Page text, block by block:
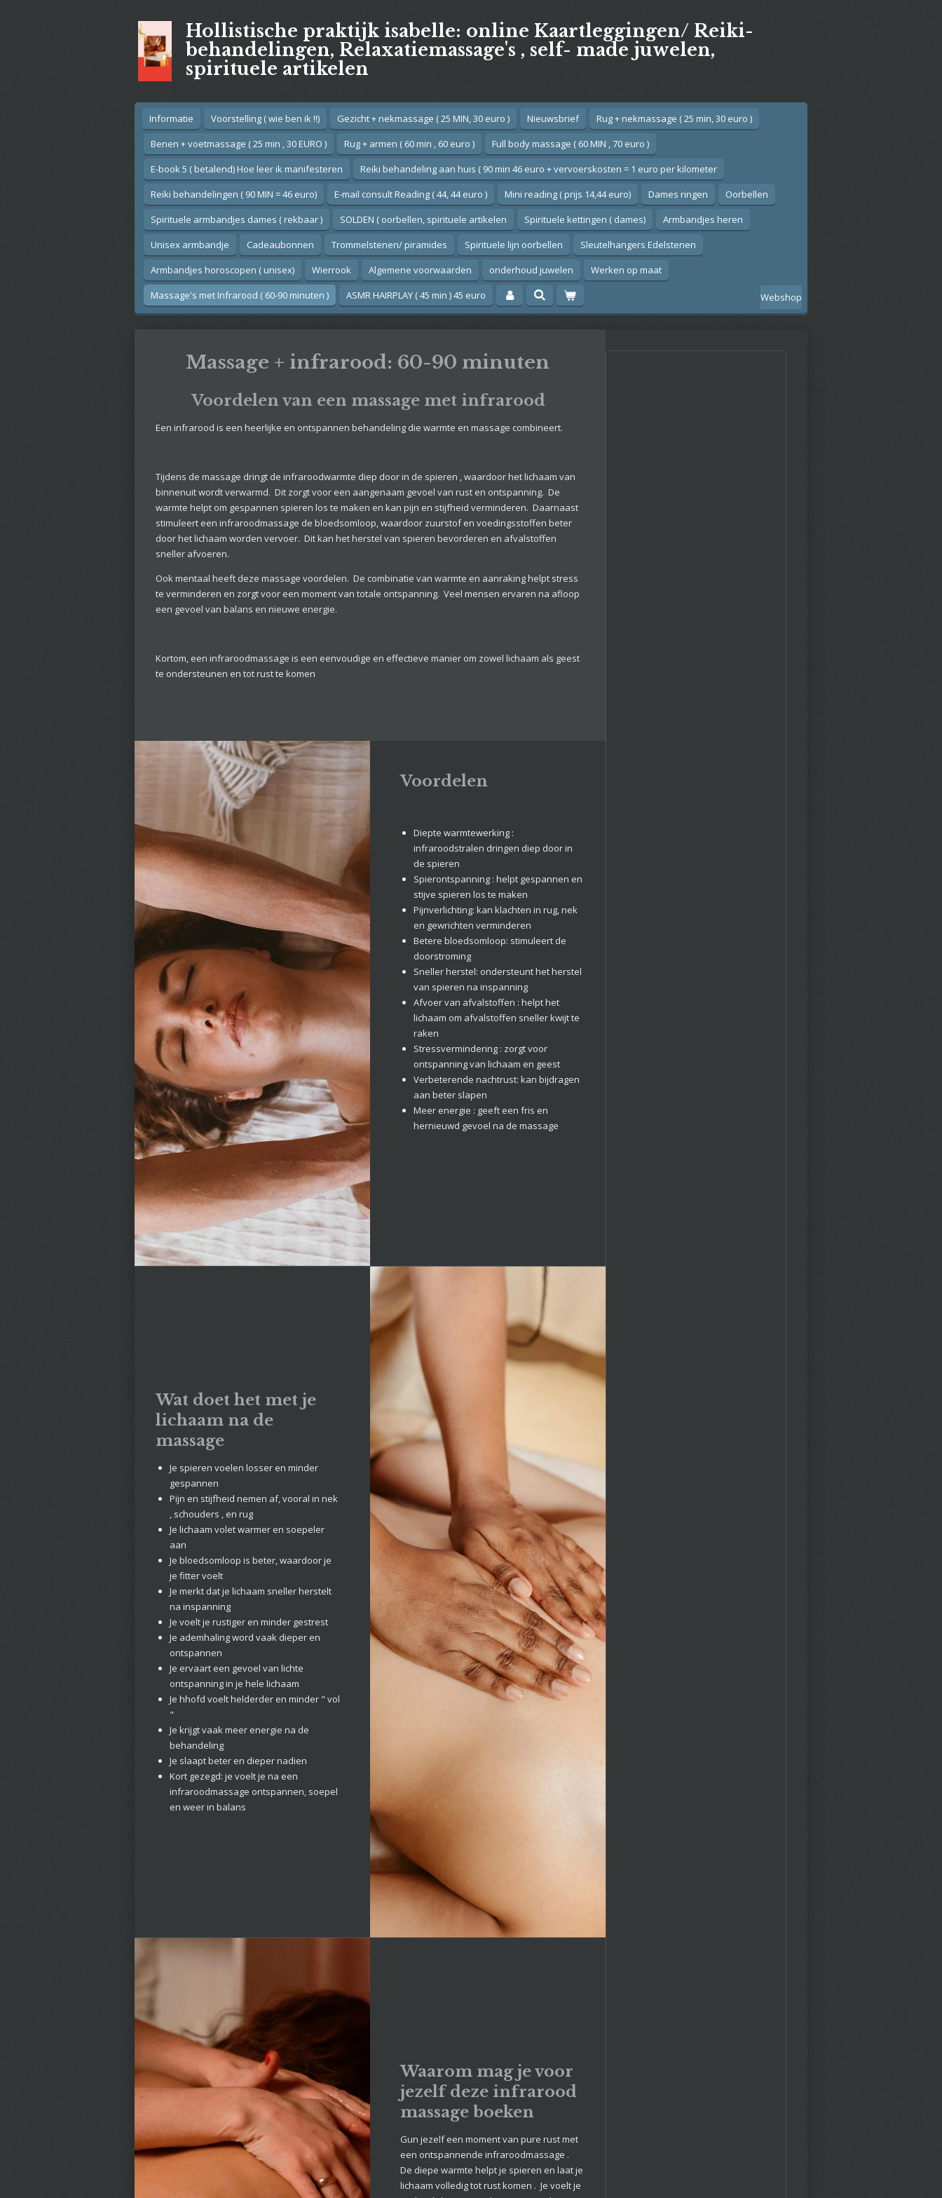
Hollistische praktijk isabelle: online Kaartleggingen/ Reiki-
behandelingen, Relaxatiemassage's , self- made juwelen,
spirituele artikelen
Informatie Voorstelling ( wie ben ik !!) Gezicht + nekmassage ( 25 MIN, 30 euro ) Nieuwsbrief
Rug + nekmassage ( 25 min, 30 euro )
Benen + voetmassage ( 25 min , 30 EURO )
Rug + armen ( 60 min , 60 euro )
Full body massage ( 60 MIN , 70 euro )
E-book 5 ( betalend) Hoe leer ik manifesteren
Reiki behandeling aan huis ( 90 min 46 euro + vervoerskosten = 1 euro per kilometer
Reiki behandelingen ( 90 MIN = 46 euro)
E-mail consult Reading ( 44, 44 euro ) Mini reading ( prijs 14,44 euro) Dames ringen
Oorbellen
Spirituele armbandjes dames ( rekbaar )
SOLDEN ( oorbellen, spirituele artikelen Spirituele kettingen ( dames)
Armbandjes heren
Unisex armbandje
Cadeaubonnen Trommelstenen/ piramides Spirituele lijn oorbellen
Sleutelhangers Edelstenen
Armbandjes horoscopen ( unisex)
Wierrook Algemene voorwaarden onderhoud juwelen
Werken op maat
Massage's met Infrarood ( 60-90 minuten )
ASMR HAIRPLAY ( 45 min ) 45 euro Webshop
Massage + infrarood: 60-90 minuten
Voordelen van een massage met infrarood
Een infrarood is een heerlijke en ontspannen behandeling die warmte en massage combineert.
Tijdens de massage dringt de infraroodwarmte diep door in de spieren , waardoor het lichaam van
binnenuit wordt verwarmd. Dit zorgt voor een aangenaam gevoel van rust en ontspanning. De
warmte helpt om gespannen spieren los te maken en kan pijn en stijfheid verminderen. Daarnaast
stimuleert een infraroodmassage de bloedsomloop, waardoor zuurstof en voedingsstoffen beter
door het lichaam worden vervoer. Dit kan het herstel van spieren bevorderen en afvalstoffen
sneller afvoeren.
Ook mentaal heeft deze massage voordelen. De combinatie van warmte en aanraking helpt stress
te verminderen en zorgt voor een moment van totale ontspanning. Veel mensen ervaren na afloop
een gevoel van balans en nieuwe energie.
Kortom, een infraroodmassage is een eenvoudige en effectieve manier om zowel lichaam als geest
te ondersteunen en tot rust te komen
Voordelen
Diepte warmtewerking :
infraroodstralen dringen diep door in
de spieren
Spierontspanning : helpt gespannen en
stijve spieren los te maken
Pijnverlichting: kan klachten in rug, nek
en gewrichten verminderen
Betere bloedsomloop: stimuleert de
doorstroming
Sneller herstel: ondersteunt het herstel
van spieren na inspanning
Afvoer van afvalstoffen : helpt het
lichaam om afvalstoffen sneller kwijt te
raken
Stressvermindering : zorgt voor
ontspanning van lichaam en geest
Verbeterende nachtrust: kan bijdragen
aan beter slapen
Meer energie : geeft een fris en
hernieuwd gevoel na de massage
Wat doet het met je
lichaam na de
massage
Je spieren voelen losser en minder
gespannen
Pijn en stijfheid nemen af, vooral in nek
, schouders , en rug
Je lichaam volet warmer en soepeler
aan
Je bloedsomloop is beter, waardoor je
je fitter voelt
Je merkt dat je lichaam sneller herstelt
na inspanning
Je voelt je rustiger en minder gestrest
Je ademhaling word vaak dieper en
ontspannen
Je ervaart een gevoel van lichte
ontspanning in je hele lichaam
Je hhofd voelt helderder en minder " vol
"
Je krijgt vaak meer energie na de
behandeling
Je slaapt beter en dieper nadien
Kort gezegd: je voelt je na een
infraroodmassage ontspannen, soepel
en weer in balans
Waarom mag je voor
jezelf deze infrarood
massage boeken
Gun jezelf een moment van pure rust met
een ontspannende infraroodmassage .
De diepe warmte helpt je spieren en laat je
lichaam volledig tot rust komen . Je voelt je